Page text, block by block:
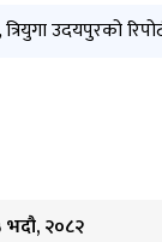
उदयपुरको
भदौ, २०८२